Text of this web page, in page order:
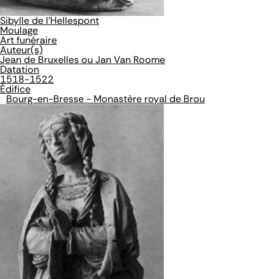
Sibylle de l'Hellespont
Moulage
Art funéraire
Auteur(s)
Jean de Bruxelles ou Jan Van Roome
Datation
1518-1522
Édifice
Bourg-en-Bresse - Monastère royal de Brou